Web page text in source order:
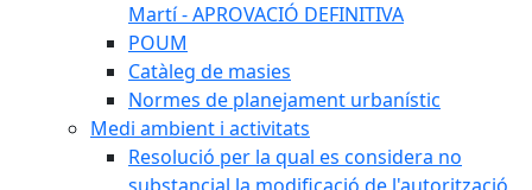
Martí - APROVACIÓ DEFINITIVA
POUM
Catàleg de masies
Normes de planejament urbanístic
Medi ambient i activitats
Resolució per la qual es considera no